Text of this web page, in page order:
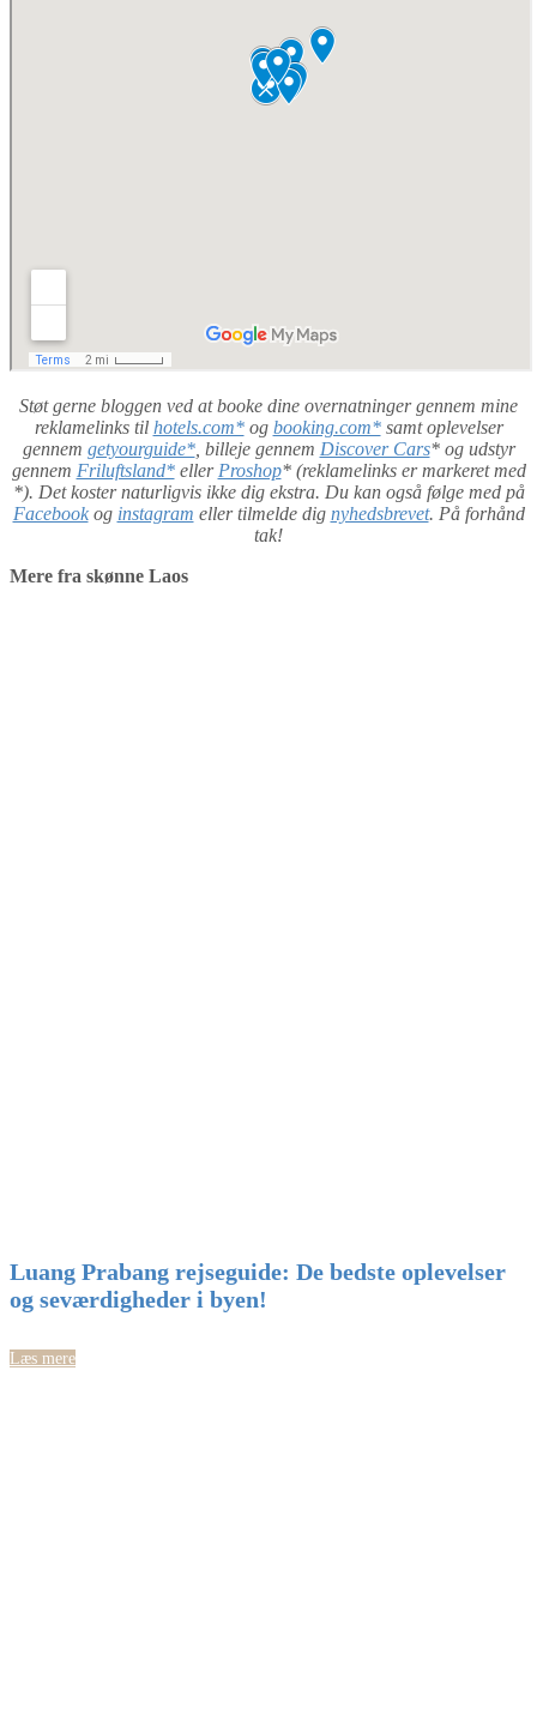
Støt gerne bloggen ved at booke dine overnatninger gennem mine
reklamelinks til hotels.com*og booking.com*samt oplevelser
gennem getyourguide*, billeje gennem Discover Cars* og udstyr
gennem Friluftsland*eller Proshop* (reklamelinks er markeret med
*). Det koster naturligvis ikke dig ekstra. Du kan også følge med på
Facebookog instagram eller tilmelde dig nyhedsbrevet. På forhånd
tak!
Mere fra skønne Laos
Luang Prabang rejseguide: De bedste oplevelser
og seværdigheder i byen!
Læs mere